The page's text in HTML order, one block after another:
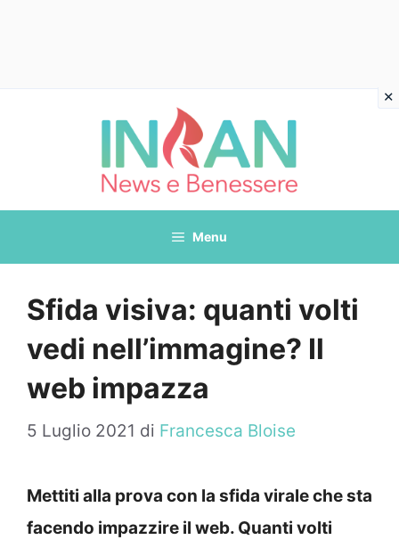
Menu
Sfida visiva: quanti volti
vedi nell’immagine? Il
web impazza
5 Luglio 2021 di Francesca Bloise
Mettiti alla prova con la sfida virale che sta
facendo impazzire il web. Quanti volti